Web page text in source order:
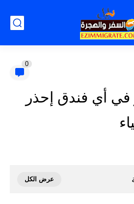
0
أي فندق إحذر